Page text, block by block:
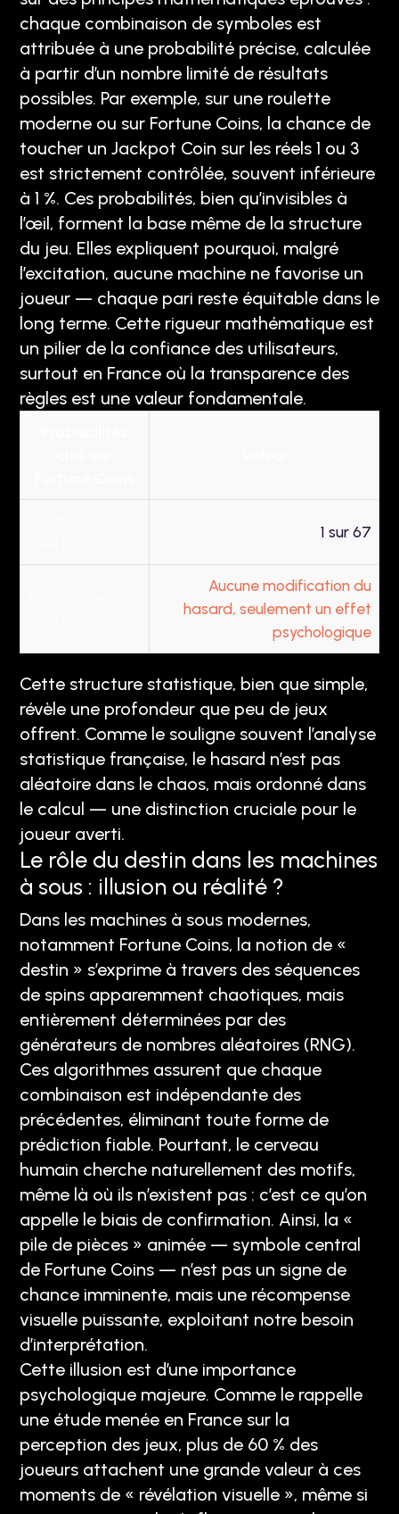
chaque combinaison de symboles est
attribuée à une probabilité précise, calculée
à partir d’un nombre limité de résultats
possibles. Par exemple, sur une roulette
moderne ou sur Fortune Coins, la chance de
toucher un Jackpot Coin sur les réels 1 ou 3
est strictement contrôlée, souvent inférieure
à 1 %. Ces probabilités, bien qu’invisibles à
l’œil, forment la base même de la structure
du jeu. Elles expliquent pourquoi, malgré
l’excitation, aucune machine ne favorise un
joueur — chaque pari reste équitable dans le
long terme. Cette rigueur mathématique est
un pilier de la confiance des utilisateurs,
surtout en France où la transparence des
règles est une valeur fondamentale.
1 sur 67
Aucune modification du
hasard, seulement un effet
psychologique
Cette structure statistique, bien que simple,
révèle une profondeur que peu de jeux
offrent. Comme le souligne souvent l’analyse
statistique française, le hasard n’est pas
aléatoire dans le chaos, mais ordonné dans
le calcul — une distinction cruciale pour le
joueur averti.
Le rôle du destin dans les machines
à sous : illusion ou réalité ?
Dans les machines à sous modernes,
notamment Fortune Coins, la notion de «
destin » s’exprime à travers des séquences
de spins apparemment chaotiques, mais
entièrement déterminées par des
générateurs de nombres aléatoires (RNG).
Ces algorithmes assurent que chaque
combinaison est indépendante des
précédentes, éliminant toute forme de
prédiction fiable. Pourtant, le cerveau
humain cherche naturellement des motifs,
même là où ils n’existent pas : c’est ce qu’on
appelle le biais de confirmation. Ainsi, la «
pile de pièces » animée — symbole central
de Fortune Coins — n’est pas un signe de
chance imminente, mais une récompense
visuelle puissante, exploitant notre besoin
d’interprétation.
Cette illusion est d’une importance
psychologique majeure. Comme le rappelle
une étude menée en France sur la
perception des jeux, plus de 60 % des
joueurs attachent une grande valeur à ces
moments de « révélation visuelle », même si